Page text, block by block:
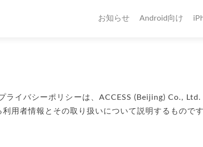
お知らせ Android向け
ライバシーポリシーは、ACCESS (Beijing) Co.,
用者情報とその取り扱いについて説明するものです